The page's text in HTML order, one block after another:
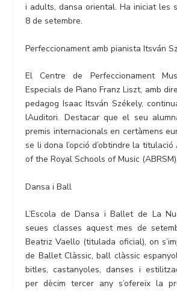
i adults, dansa oriental. Ha iniciat les
8 de setembre.
Perfeccionament amb pianista Itsván
El Centre de Perfeccionament
Especials de Piano Franz Liszt, amb
pedagog Isaac Itsván Székely,
lAuditori. Destacar que el seu
premis internacionals en certàmens
se li dona l’opció d’obtindre la
of the Royal Schools of Music (ABRSM).
Dansa i Ball
L’Escola de Dansa i Ballet de La
seues classes aquest mes de
Beatriz Vaello (titulada oficial), on
de Ballet Clàssic, ball clàssic
bitles, castanyoles, danses i
per dècim tercer any s’ofereix la